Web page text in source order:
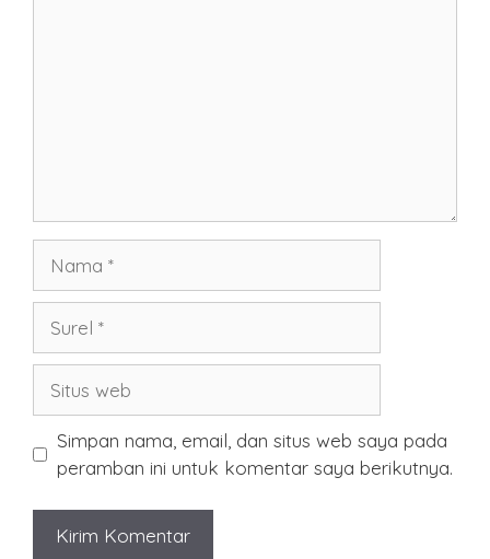
web
Simpan nama, email, dan situs web saya pada
peramban ini untuk komentar saya berikutnya.